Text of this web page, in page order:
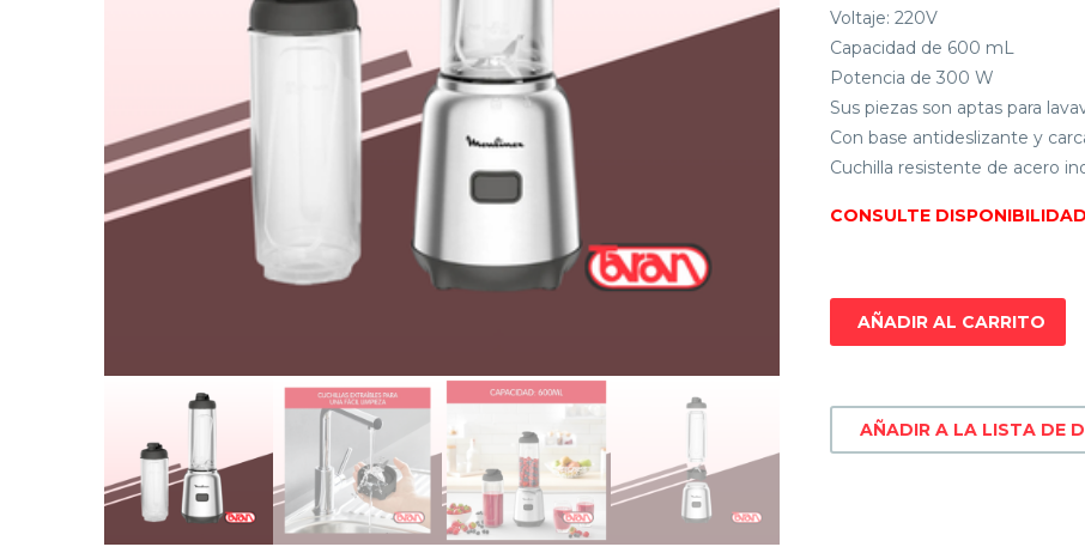
Voltaje: 220V
Capacidad de 600 mL
Potencia de 300 W
Sus piezas son aptas para
Con base antideslizante y
Cuchilla resistente de acero
CONSULTE DISPONIBILIDAD
AÑADIR AL CARRITO
AÑADIR A LA LISTA DE